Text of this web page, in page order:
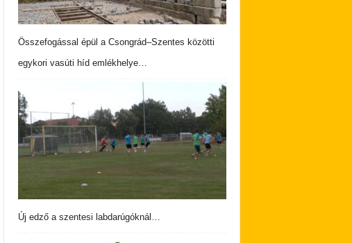
Összefogással épül a Csongrád–Szentes közötti
egykori vasúti híd emlékhelye…
Új edző a szentesi labdarúgóknál…